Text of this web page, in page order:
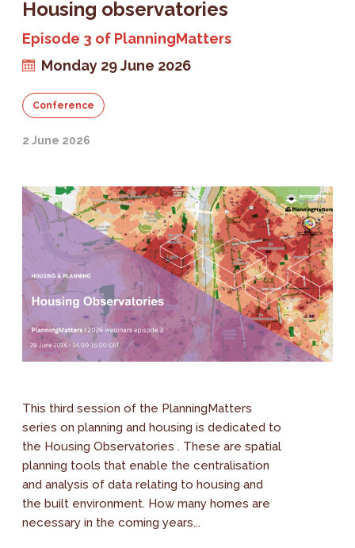
Housing observatories
Episode 3 of PlanningMatters
Monday 29 June 2026
Conference
2 June 2026
This third session of the PlanningMatters
series on planning and housing is dedicated to
the Housing Observatories . These are spatial
planning tools that enable the centralisation
and analysis of data relating to housing and
the built environment. How many homes are
necessary in the coming years...